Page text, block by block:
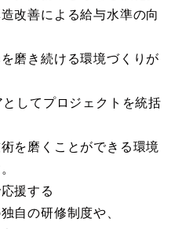
改善による給与水準の向
磨き続ける環境づくりが
してプロジェクトを統括
を磨くことができる環境
援する
自の研修制度や、